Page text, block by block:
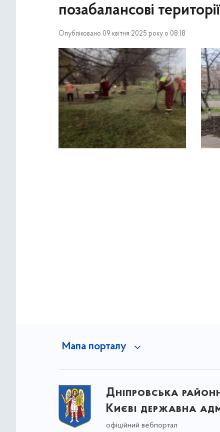
позабалансові території
Опубліковано 09 квітня 2025 року о 08:18
Мапа порталу
Дніпровська
Києві державна
офіційний вебпортал